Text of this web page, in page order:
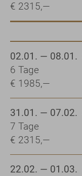
€ 2315,—
02.01. — 08.01.
6 Tage
€ 1985,—
31.01. — 07.02.
7 Tage
€ 2315,—
22.02. — 01.03.